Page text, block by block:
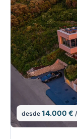
desde 14.000 €